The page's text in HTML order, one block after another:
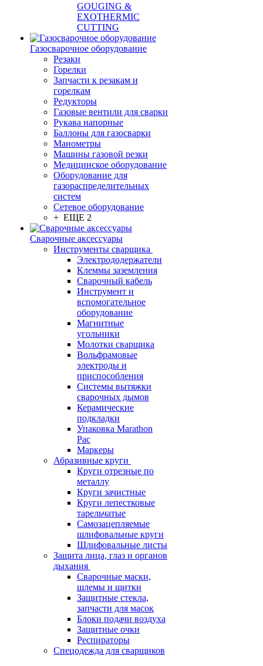
GOUGING &
EXOTHERMIC
CUTTING
Газосварочное оборудование
Резаки
Горелки
Запчасти к резакам и
горелкам
Редукторы
Газовые вентили для сварки
Рукава напорные
Баллоны для газосварки
Манометры
Машины газовой резки
Медицинское оборудование
Оборудование для
газораспределительных
систем
Сетевое оборудование
+ ЕЩЕ 2
Сварочные аксессуары
Инструменты сварщика
Электрододержатели
Клеммы заземления
Сварочный кабель
Инструмент и
вспомогательное
оборудование
Магнитные
угольники
Молотки сварщика
Вольфрамовые
электроды и
приспособления
Системы вытяжки
сварочных дымов
Керамические
подкладки
Упаковка Marathon
Pac
Маркеры
Абразивные круги
Круги отрезные по
металлу
Круги зачистные
Круги лепестковые
тарельчатые
Самозацепляемые
шлифовальные круги
Шлифовальные листы
Защита лица, глаз и органов
дыхания
Сварочные маски,
шлемы и щитки
Защитные стекла,
запчасти для масок
Блоки подачи воздуха
Защитные очки
Респираторы
Спецодежда для сварщиков